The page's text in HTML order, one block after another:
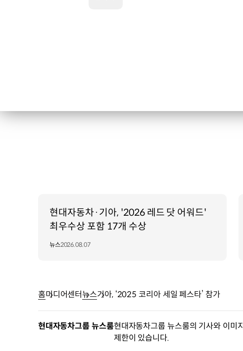
현대자동차·기아, '2026 레드 닷 어워드'
최우수상 포함 17개 수상
뉴스2026.08.07
홈미디어센터뉴스기아, ‘2025 코리아 세일 페스타’ 참가
현대자동차그룹 뉴스룸현대자동차그룹 뉴스룸의 기사와 이미
제한이 있습니다.